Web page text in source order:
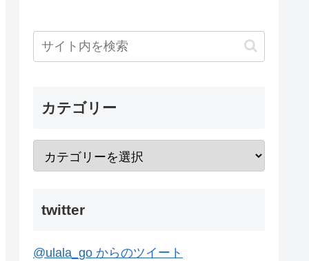
カテゴリー
twitter
@ulala_go からのツイート